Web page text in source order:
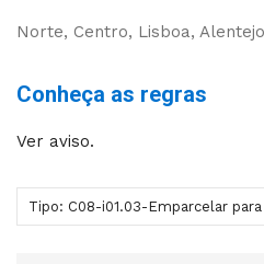
Norte, Centro, Lisboa,
Conheça as regras
Ver aviso.
Tipo: C08-i01.03-Emparcelar